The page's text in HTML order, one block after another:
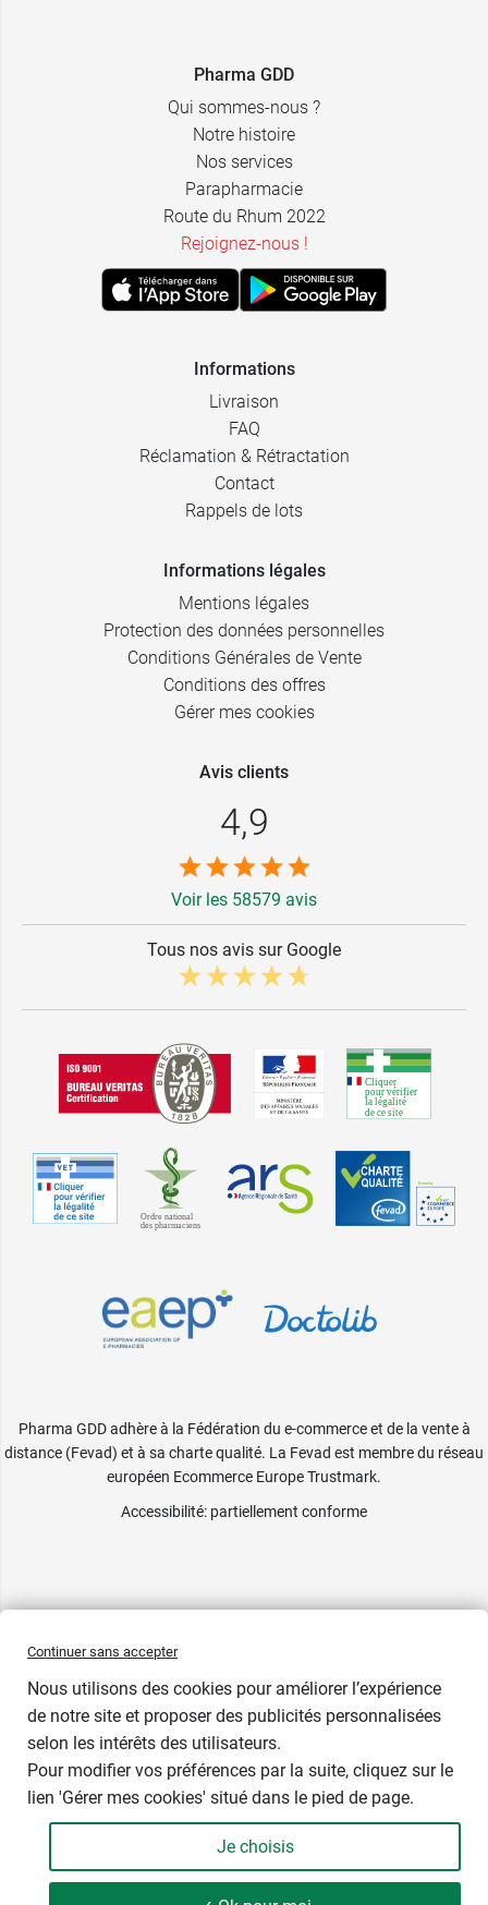
- +
74,70 €
Contenance :
par 30
Pharma GDD
Qui sommes-nous ?
Notre histoire
Nos services
Parapharmacie
Route du Rhum 2022
Rejoignez-nous !
Informations
Livraison
FAQ
Réclamation & Rétractation
Contact
Rappels de lots
Informations légales
Mentions légales
Protection des données personnelles
Conditions Générales de Vente
Conditions des offres
Gérer mes cookies
Avis clients
4,9
Voir les 58579 avis
Tous nos avis sur Google
Pharma GDD adhère à la Fédération du e-commerce et de la vente à
distance (Fevad) et à sa charte qualité. La Fevad est membre du réseau
européen Ecommerce Europe Trustmark.
Accessibilité: partiellement conforme
Continuer sans accepter
Nous utilisons des cookies pour améliorer l’expérience
de notre site et proposer des publicités personnalisées
selon les intérêts des utilisateurs.
Pour modifier vos préférences par la suite, cliquez sur le
lien 'Gérer mes cookies' situé dans le pied de page.
Je choisis